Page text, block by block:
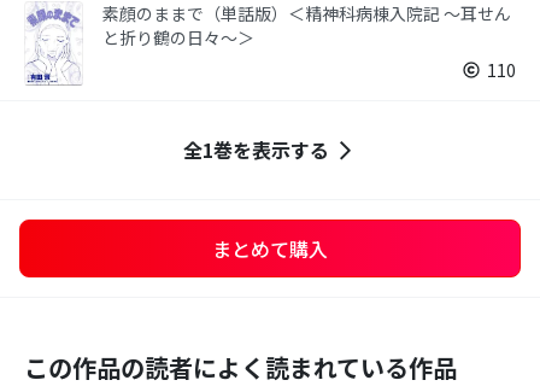
素顔のままで（単話版）＜精神科病棟入院記 ～耳せん
と折り鶴の日々～＞
110
全1巻を表示する
まとめて購入
この作品の読者によく読まれている作品